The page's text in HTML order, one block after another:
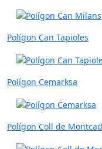
Polígon Can Tapioles
Polígon Cemarksa
Polígon Coll de